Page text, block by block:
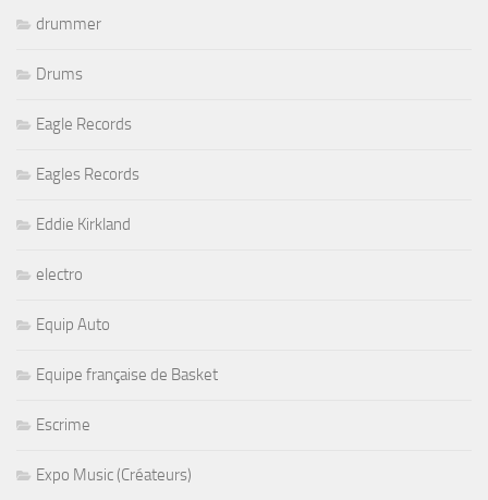
drummer
Drums
Eagle Records
Eagles Records
Eddie Kirkland
electro
Equip Auto
Equipe française de Basket
Escrime
Expo Music (Créateurs)